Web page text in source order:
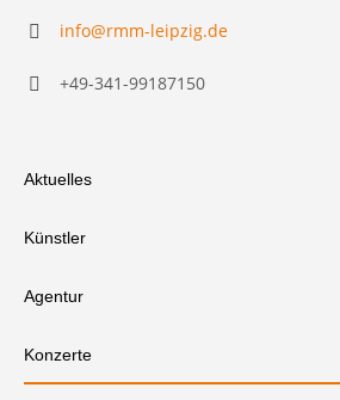
info@rmm-leipzig.de
+49-341-99187150
Aktuelles
Künstler
Agentur
Konzerte